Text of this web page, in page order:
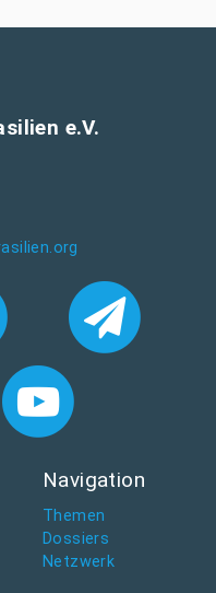
e.V.
Navigation
Themen
Dossiers
Netzwerk